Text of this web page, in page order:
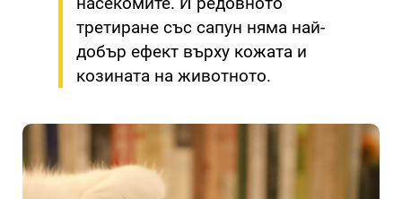
третиране със сапун няма най-
добър ефект върху кожата и
козината на животното.